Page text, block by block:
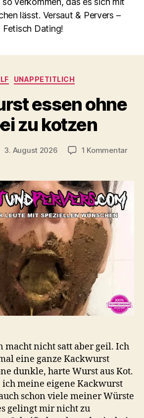
lässt. Versaut & Pervers –
Fetisch Dating!
Kategorien
UNAPPETITLICH
essen ohne
zu kotzen
3. August 2026 1 Kommentarzu
macht nicht satt aber geil. Ich
eine ganze Kackwurst
dunkle, harte Wurst aus Kot.
meine eigene Kackwurst
schon viele meiner Würste
gelingt mir nicht zu